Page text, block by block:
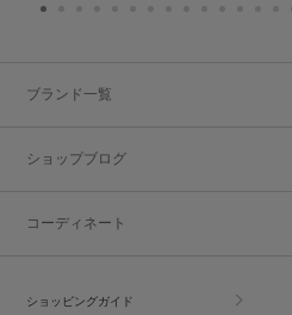
ブランド一覧
ショップブログ
コーディネート
ショッピングガイド